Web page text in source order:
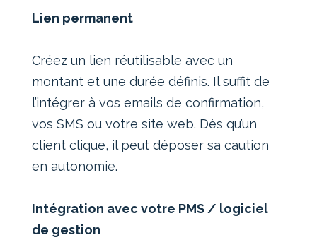
Lien permanent
Créez un lien réutilisable avec un
montant et une durée définis. Il suffit de
l’intégrer à vos emails de confirmation,
vos SMS ou votre site web. Dès qu’un
client clique, il peut déposer sa caution
en autonomie.
Intégration avec votre PMS / logiciel
de gestion